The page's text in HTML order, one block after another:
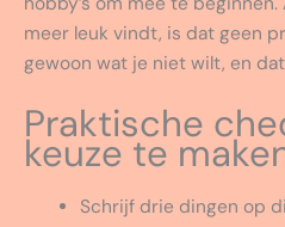
meer leuk vindt, is dat geen
gewoon wat je niet wilt, en
Praktische
keuze te
Schrijf drie dingen op